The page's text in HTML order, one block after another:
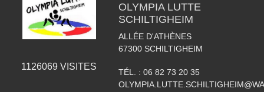
1126069 VISITES
OLYMPIA LUTTE
SCHILTIGHEIM
ALLÉE D'ATHÈNES
67300 SCHILTIGHEIM
TÉL. : 06 82 73 20 35